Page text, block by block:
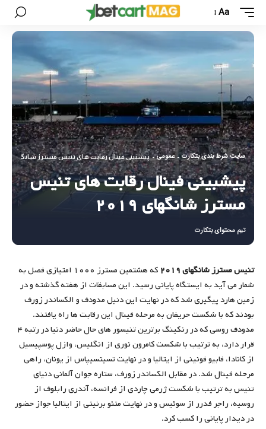
Aa
سایت شرط بندی بتکارت - عمومی - پیشبینی فینال رقابت های تنیس مسترز شانگهای ۲۰۱۹
پیشبینی فینال رقابت های تنیس
مسترز شانگهای ۲۰۱۹
تیم محتوای بتکارت
تنیس مسترز شانگهای ۲۰۱۹
که هشتمین مسترز ۱۰۰۰ امتیازی فصل به
شمار می آید به ایستگاه پایانی رسید. این مسابقات از هفته گذشته و در
زمین هارد پیگیری شد که در نهایت این دنیل مدودف و الکساندر زورف
بودند که با شکست حریفان به مرحله فینال این رقابت ها راه یافتند.
مدودف روسی که در رنکینگ برترین تنیسور های حال حاضر دنیا در رتبه ۴
قرار دارد، به ترتیب با شکست کامرون نوری از انگلیس، وازل پوسپیسیل
از کانادا، فابیو فونینی از ایتالیا و در نهایت تسیتسیپاس از یونان، راهی
مرحله فینال شد. در مقابل الکساندر زورف، ستاره جوان آلمانی دنیای
تنیس به ترتیب با شکست ژرمی چاردی از فرانسه، آندری رابلوف از
روسیه، راجر فدرر از سوئیس و در نهایت متئو برنیتی از ایتالیا جواز حضور
در دیدار پایانی را کسب کرد.